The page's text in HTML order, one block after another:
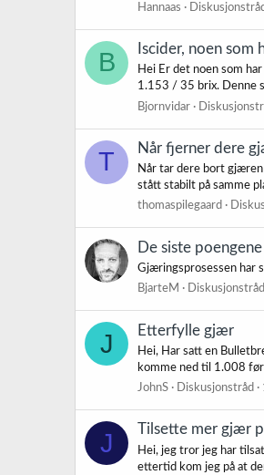
Hannaas
B Iscider, noen som
Hei Er det noen som
1.153 / 35 brix. Denne
Bjornvidar
T Når fjerner dere
Når tar dere bort
stått stabilt på samme
thomaspilegaard
De siste
Gjæringsprosessen har
BjarteM
Diskusjonstråd
J Etterfylle gjær
Hei, Har satt en
komme ned til 1.008
JohnS
Diskusjonstråd
J Tilsette mer gjær
Hei, jeg tror jeg har
ettertid kom jeg på at